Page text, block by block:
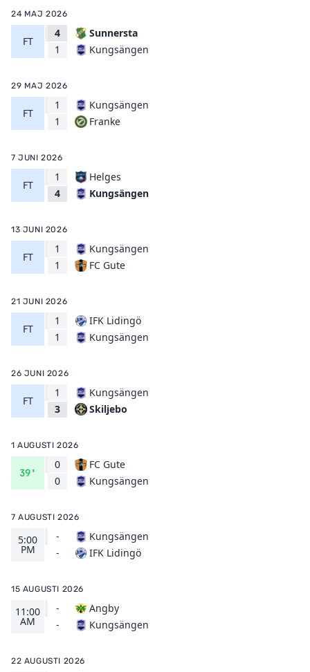
24 MAJ 2026
FT
4
1
Sunnersta
Kungsängen
29 MAJ 2026
FT
1
1
Kungsängen
Franke
7 JUNI 2026
FT
1
4
Helges
Kungsängen
13 JUNI 2026
FT
1
1
Kungsängen
FC Gute
21 JUNI 2026
FT
1
1
IFK Lidingö
Kungsängen
26 JUNI 2026
FT
1
3
Kungsängen
Skiljebo
1 AUGUSTI 2026
39'
0
0
FC Gute
Kungsängen
7 AUGUSTI 2026
5:00
PM
-
-
Kungsängen
IFK Lidingö
15 AUGUSTI 2026
11:00
AM
-
-
Angby
Kungsängen
22 AUGUSTI 2026